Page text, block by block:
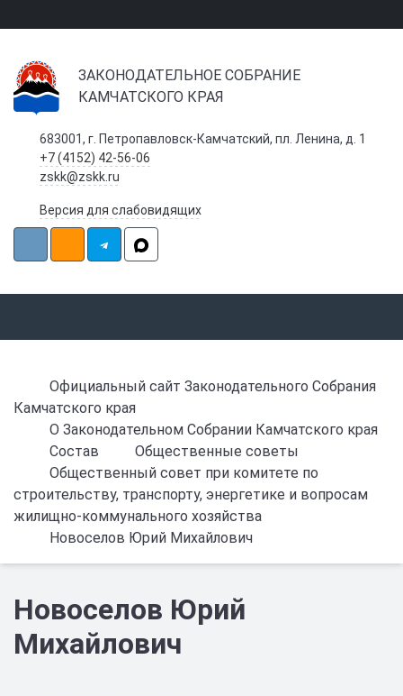
ЗАКОНОДАТЕЛЬНОЕ СОБРАНИЕ
КАМЧАТСКОГО КРАЯ
683001, г. Петропавловск-Камчатский, пл. Ленина, д. 1
+7 (4152) 42-56-06
zskk@zskk.ru
Версия для слабовидящих
Официальный сайт Законодательного Собрания
Камчатского края
О Законодательном Собрании Камчатского края
Состав
Общественные советы
Общественный совет при комитете по
строительству, транспорту, энергетике и вопросам
жилищно-коммунального хозяйства
Новоселов Юрий Михайлович
Новоселов Юрий
Михайлович